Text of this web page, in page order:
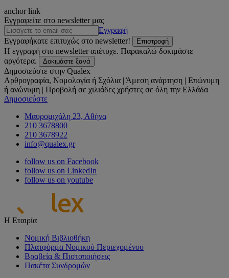
anchor link
Εγγραφείτε στο newsletter μας
Εγγραφή
Εγγραφήκατε επιτυχώς στο newsletter!
Επιστροφή
Η εγγραφή στο newsletter απέτυχε. Παρακαλώ δοκιμάστε
αργότερα.
Δοκιμάστε ξανά
Δημοσιεύστε στην Qualex
Αρθρογραφία, Νομολογία ή Σχόλια | Άμεση ανάρτηση | Επώνυμη
ή ανώνυμη | Προβολή σε χιλιάδες χρήστες σε όλη την Ελλάδα
Δημοσιεύστε
Μαυρομιχάλη 23, Αθήνα
210 3678800
210 3678922
info@qualex.gr
follow us on Facebook
follow us on LinkedIn
follow us on youtube
Η Εταιρία
Νομική Βιβλιοθήκη
Πλατφόρμα Νομικού Περιεχομένου
Βραβεία & Πιστοποιήσεις
Πακέτα Συνδρομών